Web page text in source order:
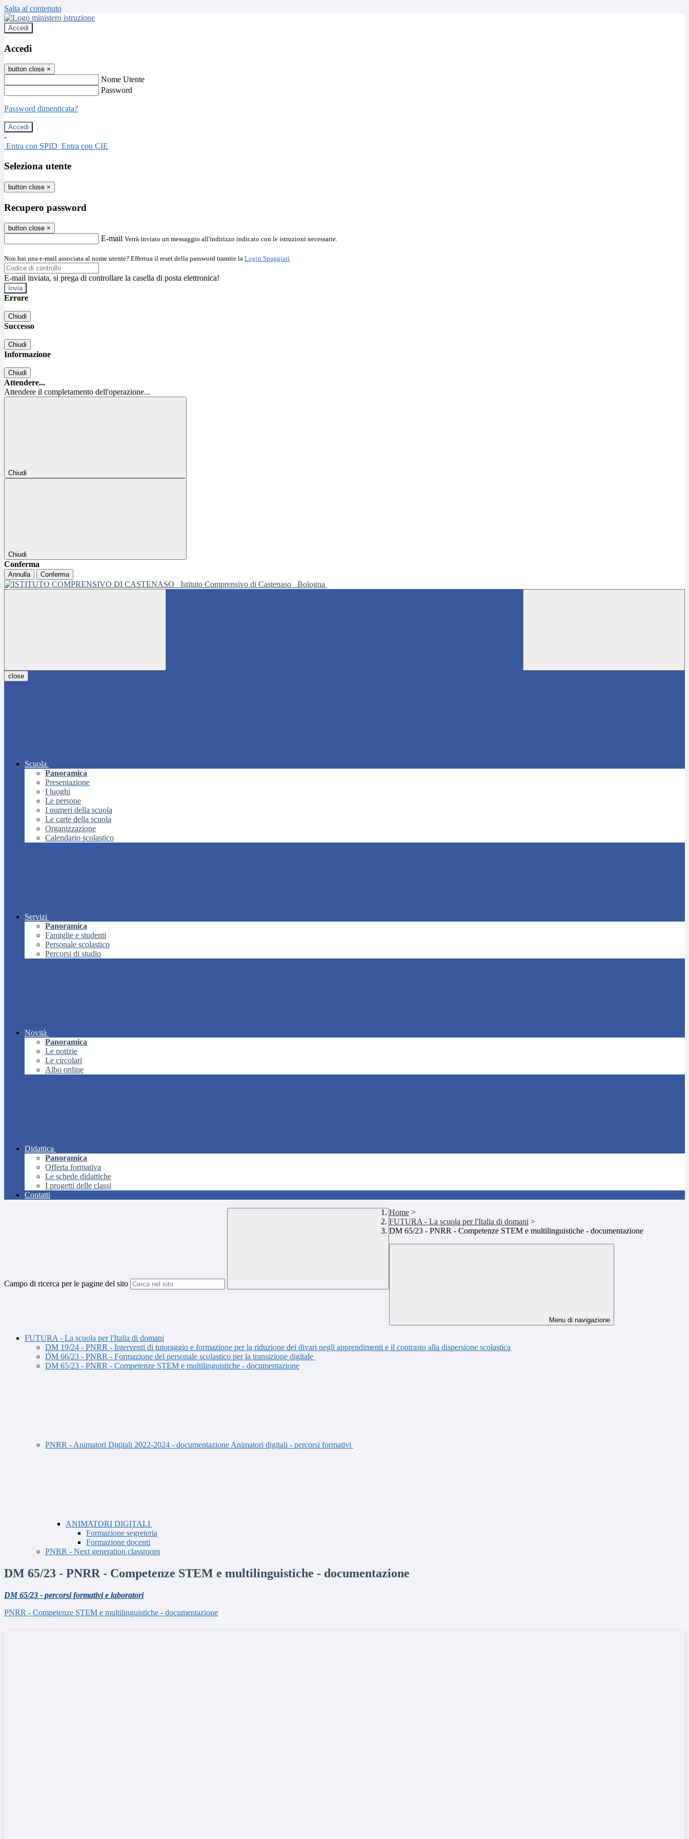
Salta al contenuto
Accedi
Accedi
button close ×
Nome Utente
Password
Password dimenticata?
-
Entra con SPID Entra con CIE
Seleziona utente
button close ×
Recupero password
button close ×
E-mail Verrà inviato un messaggio all'indirizzo indicato con le istruzioni necessarie.
Non hai una e-mail associata al nome utente? Effettua il reset della password tramite la Login Spaggiari
E-mail inviata, si prega di controllare la casella di posta elettronica!
Errore
Chiudi
Successo
Chiudi
Informazione
Chiudi
Attendere...
Attendere il completamento dell'operazione...
Chiudi
Chiudi
Conferma
Annulla Conferma
Istituto Comprensivo di Castenaso Bologna
close
Scuola
Panoramica
Presentazione
I luoghi
Le persone
I numeri della scuola
Le carte della scuola
Organizzazione
Calendario scolastico
Servizi
Panoramica
Famiglie e studenti
Personale scolastico
Percorsi di studio
Novità
Panoramica
Le notizie
Le circolari
Albo online
Didattica
Panoramica
Offerta formativa
Le schede didattiche
I progetti delle classi
Contatti
Campo di ricerca per le pagine del sito
Home >
FUTURA - La scuola per l'Italia di domani >
DM 65/23 - PNRR - Competenze STEM e multilinguistiche - documentazione
Menu di navigazione
FUTURA - La scuola per l'Italia di domani
DM 19/24 - PNRR - Interventi di tutoraggio e formazione per la riduzione dei divari negli apprendimenti e il contrasto alla dispersione scolastica
DM 66/23 - PNRR - Formazione del personale scolastico per la transizione digitale
DM 65/23 - PNRR - Competenze STEM e multilinguistiche - documentazione
PNRR - Animatori Digitali 2022-2024 - documentazione Animatori digitali - percorsi formativi
ANIMATORI DIGITALI
Formazione segreteria
Formazione docenti
PNRR - Next generation classroom
DM 65/23 - PNRR - Competenze STEM e multilinguistiche - documentazione
DM 65/23 - percorsi formativi e laboratori
PNRR - Competenze STEM e multilinguistiche - documentazione